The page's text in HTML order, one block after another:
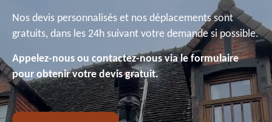
Nos devis personnalisés et nos déplacements sont
gratuits, dans les 24h suivant votre demande si possible.
Appelez-nous ou contactez-nous via le formulaire
pour obtenir votre devis gratuit.